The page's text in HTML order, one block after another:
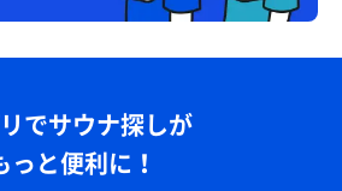
でサウナ探しが
っと便利に！